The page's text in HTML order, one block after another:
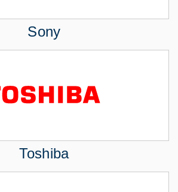
Sony
Toshiba